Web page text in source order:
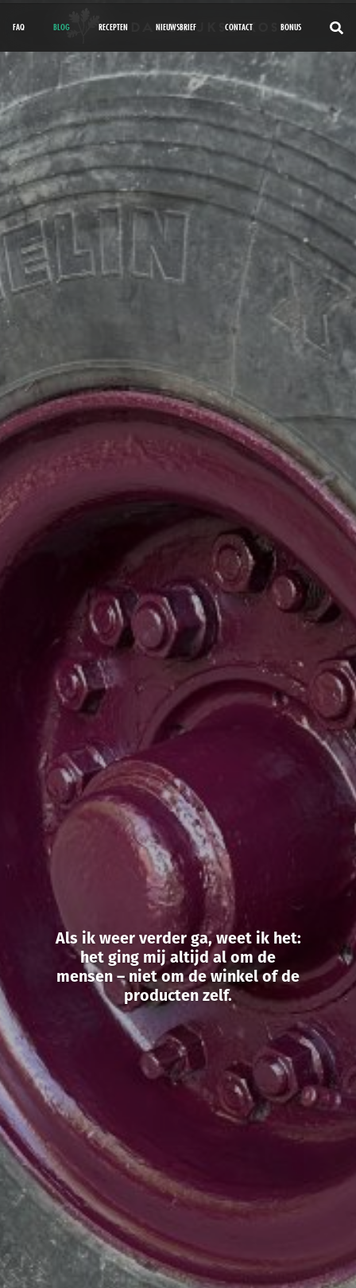
FAQ BLOG RECEPTEN NIEUWSBRIEF CONTACT BONUS
Als ik weer verder ga, weet ik het:
het ging mij altijd al om de
mensen – niet om de winkel of de
producten zelf.